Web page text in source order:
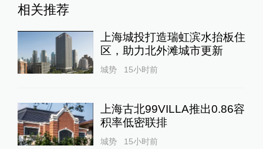
相关推荐
上海城投打造瑞虹滨水抬板住
区，助力北外滩城市更新
城势 15小时前
上海古北99VILLA推出0.86容
积率低密联排
城势 15小时前